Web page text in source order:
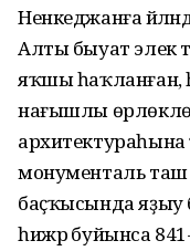
Ненкеджанға
Алты быуат элек
яҡшы һаҡланған,
нағышлы
монументаль таш
баҫҡысында
һижрә буйынса